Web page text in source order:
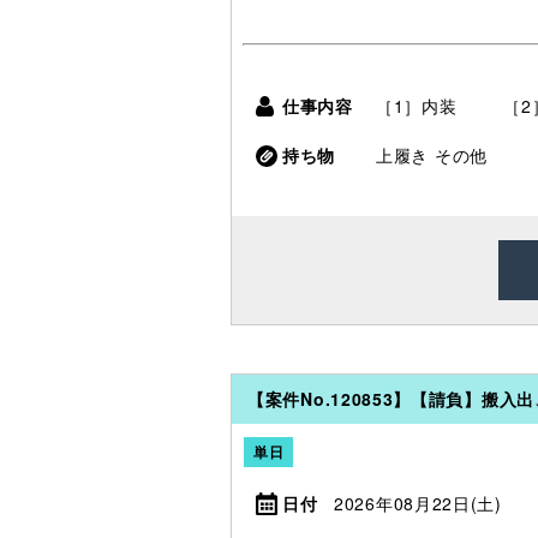
仕事内容 ［1］内装 ［2
持ち物 上履き その他
【案件No.120853】【請負】搬入
単日
日付 2026年08月22日(土)